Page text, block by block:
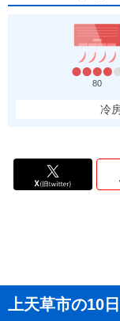
80
冷
上天草市の10